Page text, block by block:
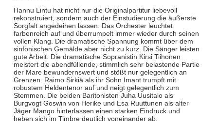
Hannu Lintu hat nicht nur die Originalpartitur liebevoll
rekonstruiert, sondern auch der Einstudierung die äußerste
Sorgfalt angedeihen lassen. Das Orchester leuchtet
farbenreich auf und überrumpelt immer wieder durch seinen
vollen Klang. Die dramatische Spannung kommt über dem
sinfonischen Gemälde aber nicht zu kurz. Die Sänger leisten
gute Arbeit. Die dramatische Sopranistin Kirsi Tiihonen
meistert die abendfüllende, stimmlich sehr belastende Partie
der Mare bewundernswert und stößt nur gelegentlich an
Grenzen. Raimo Sirkiä als ihr Sohn Imant trumpft mit
robustem Heldentenor auf und neigt gelegentlich zum
Stemmen. Die beiden Baritonisten Juha Uusitalo als
Burgvogt Goswin von Herike und Esa Ruuttunen als alter
Jäger Mango hinterlassen einen starken Eindruck und
heben sich im Timbre deutlich voneinander ab.